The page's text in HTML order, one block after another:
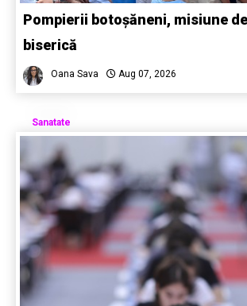
Pompierii botoșăneni, misiune
biserică
Oana Sava Aug 07, 2026
Sanatate